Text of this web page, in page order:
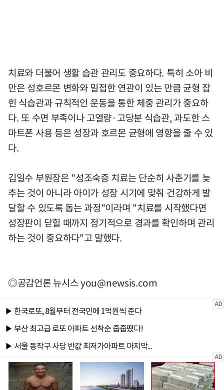
치료와 더불어 생활 습관 관리도 중요하다. 특히 소아 비
만은 성호르몬 변화와 밀접한 연관이 있는 만큼 균형 잡
힌 식습관과 규칙적인 운동을 통한 체중 관리가 중요하
다. 또 수면 부족이나 고열량·고당분 식습관, 과도한 스
마트폰 사용 등은 성장과 호르몬 균형에 영향을 줄 수 있
다.
김일수 부원장은 "성조숙증 치료는 단순히 사춘기를 늦
추는 것이 아니라 아이가 성장 시기에 맞춰 건강하게 발
달할 수 있도록 돕는 과정"이라며 "치료를 시작했다면
성장판이 닫힐 때까지 정기적으로 경과를 확인하며 관리
하는 것이 중요하다"고 말했다.
◎공감언론 뉴시스you@newsis.com